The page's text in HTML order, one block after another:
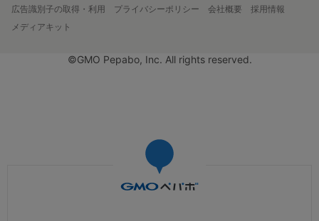
広告識別子の取得・利用
プライバシーポリシー 会社概要
採用情報
メディアキット
©GMO Pepabo, Inc. All rights reserved.